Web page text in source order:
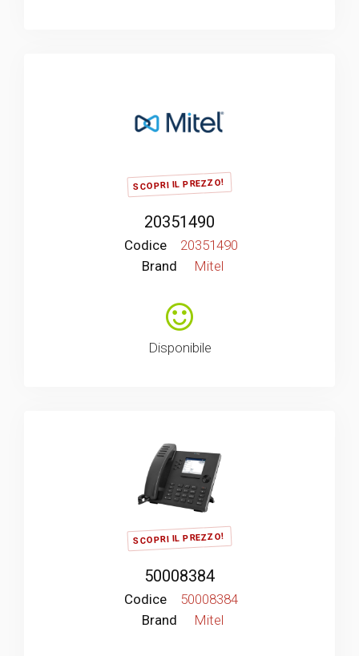
SCOPRI IL PREZZO!
20351490
Codice
20351490
Brand
Mitel
Disponibile
SCOPRI IL PREZZO!
50008384
Codice
50008384
Brand
Mitel